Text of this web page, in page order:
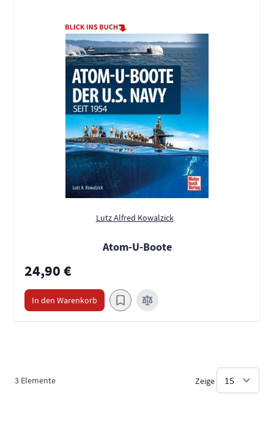
Lutz Alfred Kowalzick
Atom-U-Boote
24,90 €
In den Warenkorb
3 Elemente Zeige